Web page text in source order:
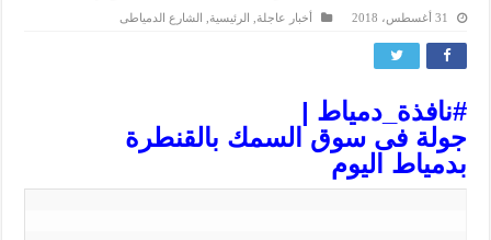
31 أغسطس، 2018 أخبار عاجلة الرئيسية الشارع الدمياطى
#نافذة_دمياط |
جولة فى سوق السمك بالقنطرة
بدمياط اليوم